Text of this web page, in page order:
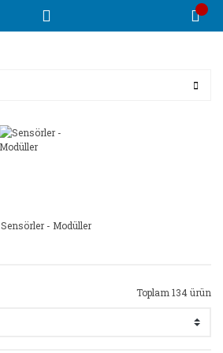
Sensörler - Modüller
Toplam 134 ürün